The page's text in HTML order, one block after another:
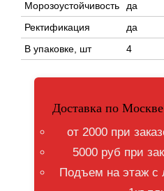
Морозоустойчивость
да
Ректификация
да
В упаковке, шт
4
Доставка по
от 2000 при
5000 руб при
Подъем на этаж с